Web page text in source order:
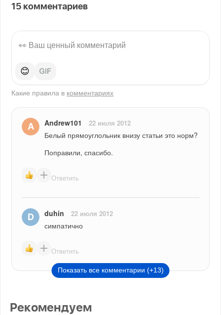
15 комментариев
😊
Какие правила в комментариях
Andrew101 22 июля 2012
Белый прямоуглольник внизу статьи это норм?
Поправили, спасибо.
Ответить
duhin 22 июля 2012
симпатично
Ответить
Показать все комментарии (+13)
Рекомендуем